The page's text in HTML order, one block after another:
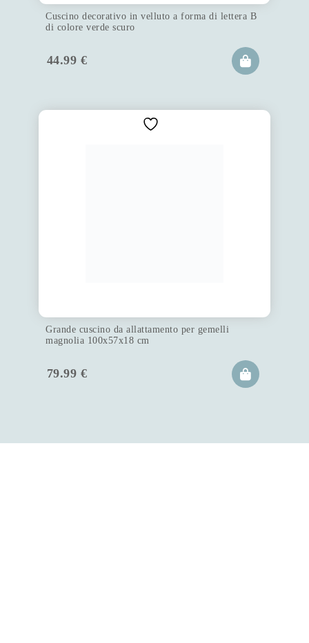
Cuscino decorativo in velluto a forma di lettera B
di colore verde scuro
44.99 €
Grande cuscino da allattamento per gemelli
magnolia 100x57x18 cm
79.99 €